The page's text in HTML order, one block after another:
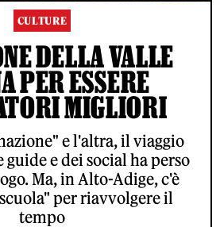
CULTURE
DELLA VALLE
PER ESSERE
MIGLIORI
e l'altra, il viaggio
e dei social ha perso
Ma, in Alto-Adige, c'è
per riavvolgere il
tempo